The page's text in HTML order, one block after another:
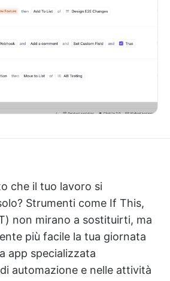
che il tuo lavoro si
Strumenti come If This,
non mirano a sostituirti, ma
più facile la tua giornata
app specializzata
automazione e nelle attività